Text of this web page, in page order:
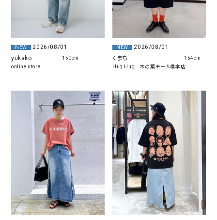
NEW
2026/08/01
yukako
online store
150cm
NEW
2026/08/01
くまち
Hug Hug 木の葉モール橋本店
154cm